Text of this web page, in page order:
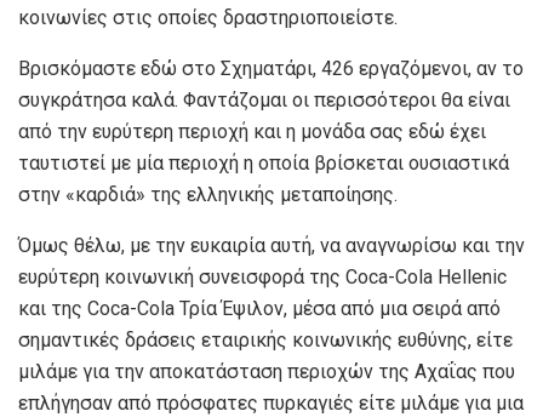
κοινωνίες στις οποίες δραστηριοποιείστε.
Βρισκόμαστε εδώ στο Σχηματάρι, 426 εργαζόμενοι, αν το
συγκράτησα καλά. Φαντάζομαι οι περισσότεροι θα είναι
από την ευρύτερη περιοχή και η μονάδα σας εδώ έχει
ταυτιστεί με μία περιοχή η οποία βρίσκεται ουσιαστικά
στην «καρδιά» της ελληνικής μεταποίησης.
Όμως θέλω, με την ευκαιρία αυτή, να αναγνωρίσω και την
ευρύτερη κοινωνική συνεισφορά της Coca-Cola Hellenic
και της Coca-Cola Τρία Έψιλον, μέσα από μια σειρά από
σημαντικές δράσεις εταιρικής κοινωνικής ευθύνης, είτε
μιλάμε για την αποκατάσταση περιοχών της Αχαΐας που
επλήγησαν από πρόσφατες πυρκαγιές είτε μιλάμε για μια